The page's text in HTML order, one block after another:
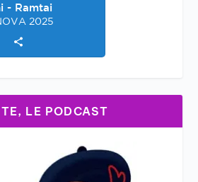
LE PODCAST